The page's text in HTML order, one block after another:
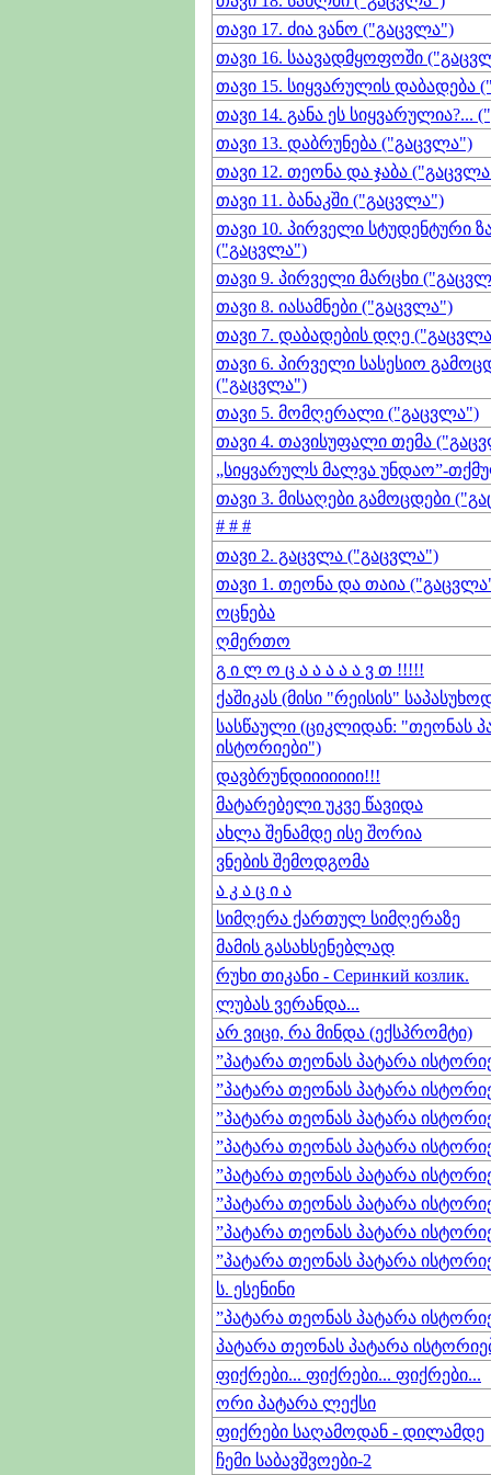
თავი 17. ძია ვანო ("გაცვლა")
თავი 16. საავადმყოფოში
თავი 15. სიყვარულის დაბადება
თავი 14. განა ეს სიყვარულია?...
თავი 13. დაბრუნება ("გაცვლა")
თავი 12. თეონა და ჯაბა
თავი 11. ბანაკში ("გაცვლა")
თავი 10. პირველი სტუდენტური
("გაცვლა")
თავი 9. პირველი მარცხი
თავი 8. იასამნები ("გაცვლა")
თავი 7. დაბადების დღე
თავი 6. პირველი სასესიო
("გაცვლა")
თავი 5. მომღერალი ("გაცვლა")
თავი 4. თავისუფალი თემა
„სიყვარულს მალვა უნდაო”-
თავი 3. მისაღები გამოცდები
# # #
თავი 2. გაცვლა ("გაცვლა")
თავი 1. თეონა და თაია
ოცნება
ღმერთო
გ ი ლ ო ც ა ა ა ა ა ვ თ !!!!!
ქაშიკას (მისი "რეისის"
სასწაული (ციკლიდან: "თეონას
ისტორიები")
დავბრუნდიიიიიიი!!!
მატარებელი უკვე წავიდა
ახლა შენამდე ისე შორია
ვნების შემოდგომა
ა კ ა ც ი ა
სიმღერა ქართულ სიმღერაზე
მამის გასახსენებლად
რუხი თიკანი - Серинкий козлик.
ლუბას ვერანდა...
არ ვიცი, რა მინდა (ექსპრომტი)
”პატარა თეონას პატარა
”პატარა თეონას პატარა
”პატარა თეონას პატარა
”პატარა თეონას პატარა
”პატარა თეონას პატარა
”პატარა თეონას პატარა
”პატარა თეონას პატარა
”პატარა თეონას პატარა
ს. ესენინი
”პატარა თეონას პატარა
პატარა თეონას პატარა
ფიქრები... ფიქრები... ფიქრები...
ორი პატარა ლექსი
ფიქრები საღამოდან - დილამდე
ჩემი საბავშვოები-2